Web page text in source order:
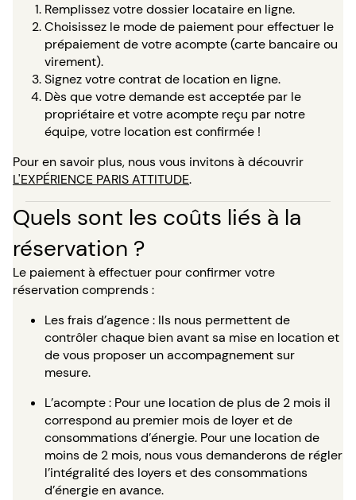
Remplissez votre dossier locataire en ligne.
Choisissez le mode de paiement pour effectuer le
prépaiement de votre acompte (carte bancaire ou
virement).
Signez votre contrat de location en ligne.
Dès que votre demande est acceptée par le
propriétaire et votre acompte reçu par notre
équipe, votre location est confirmée !
Pour en savoir plus, nous vous invitons à découvrir
L'EXPÉRIENCE PARIS ATTITUDE.
Quels sont les coûts liés à la
réservation ?
Le paiement à effectuer pour confirmer votre
réservation comprends :
Les frais d’agence : Ils nous permettent de
contrôler chaque bien avant sa mise en location et
de vous proposer un accompagnement sur
mesure.
L’acompte : Pour une location de plus de 2 mois il
correspond au premier mois de loyer et de
consommations d’énergie. Pour une location de
moins de 2 mois, nous vous demanderons de régler
l’intégralité des loyers et des consommations
d’énergie en avance.